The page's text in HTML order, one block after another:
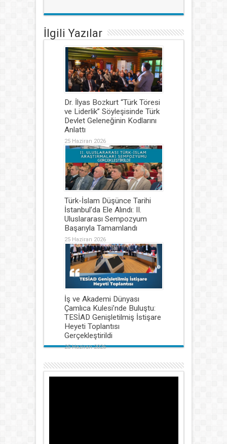
İlgili Yazılar
Dr. İlyas Bozkurt “Türk Töresi
ve Liderlik” Söyleşisinde Türk
Devlet Geleneğinin Kodlarını
Anlattı
25 Haziran 2026
Türk-İslam Düşünce Tarihi
İstanbul’da Ele Alındı: II.
Uluslararası Sempozyum
Başarıyla Tamamlandı
25 Haziran 2026
İş ve Akademi Dünyası
Çamlıca Kulesi’nde Buluştu:
TESİAD Genişletilmiş İstişare
Heyeti Toplantısı
Gerçekleştirildi
25 Haziran 2026